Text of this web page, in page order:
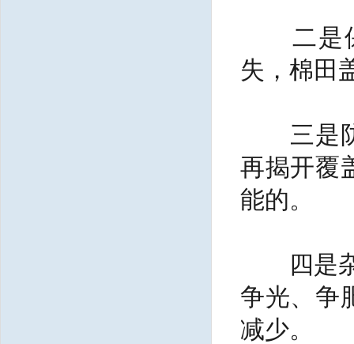
二是保
失，棉田
三是防
再揭开覆
能的。
四是杂
争光、争
减少。